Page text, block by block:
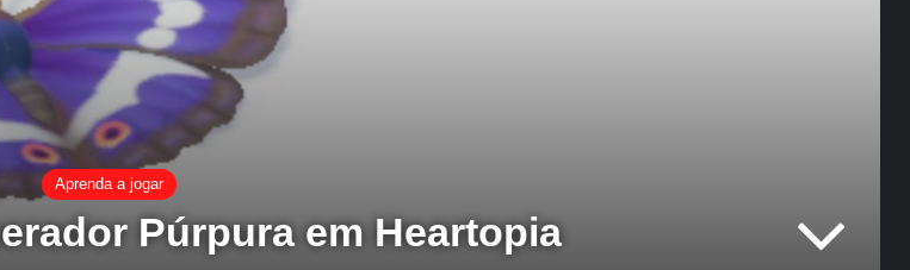
Aprenda a jogar
Púrpura em Heartopia